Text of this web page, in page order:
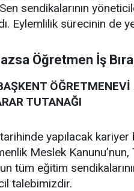
sendikalarının
Eylemlilik sürecinin de
Öğretmen İş
TUTANAĞI
yapılacak kariyer
Meslek
tüm eğitim
talebimizdir.